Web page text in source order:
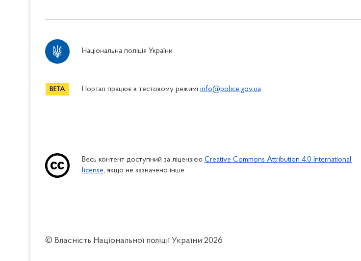
Національна поліція України
Портал працює в тестовому режимі info@police.gov.ua
Весь контент доступний за ліцензією Creative Commons Attribution 4.0 International
license, якщо не зазначено інше
© Власність Національної поліції України 2026